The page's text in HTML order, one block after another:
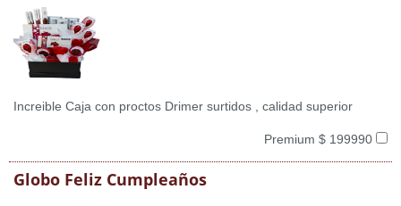
Increible Caja con proctos Drimer surtidos , calidad superior
Premium $ 199990
Globo Feliz Cumpleaños